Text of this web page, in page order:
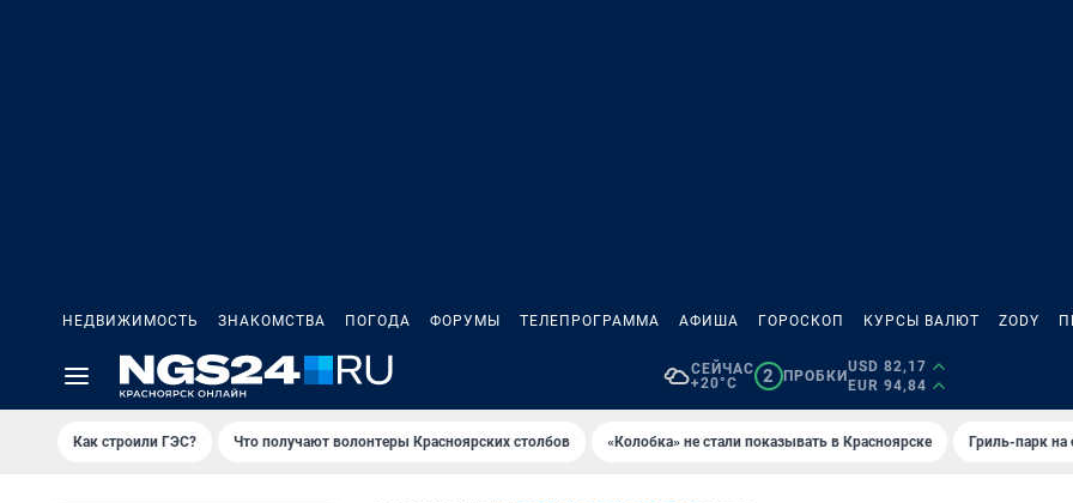
НЕДВИЖИМОСТЬ ЗНАКОМСТВА ПОГОДА ФОРУМЫ ТЕЛЕПРОГРАММА АФИША ГОРОСКОП КУРСЫ ВАЛЮТ ZODY
СЕЙЧАС
+20°C
2 ПРОБКИ
USD 82,17
EUR 94,84
Как строили ГЭС? Что получают волонтеры Красноярских столбов «Колобка» не стали показывать в Красноярске Гриль-парк на